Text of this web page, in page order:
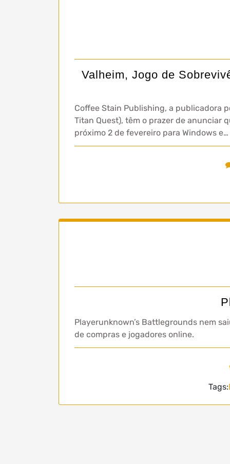
Valheim, Jogo de
Coffee Stain Publishing, a publicadora
Titan Quest), têm o prazer de anunciar
próximo 2 de fevereiro para Windows e…
Playerunknown’s Battlegrounds nem
de compras e jogadores online.
Tags: